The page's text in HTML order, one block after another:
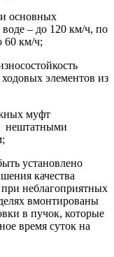
основных
воде – до 120 км/ч, по
60 км/ч;
элементов из
муфт
нештатными
установлено
качества
неблагоприятных
вмонтированы
в пучок, которые
время суток на